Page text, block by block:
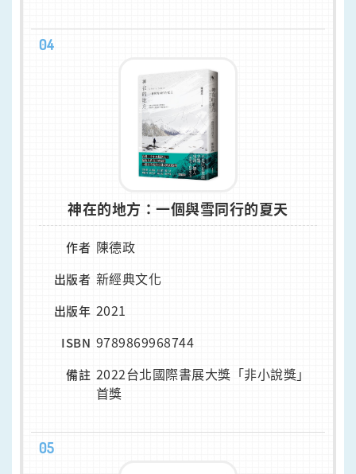
04
神在的地方：一個與雪同行的夏天
作者 陳德政
出版者 新經典文化
出版年 2021
ISBN 9789869968744
備註 2022台北國際書展大獎「非小說獎」
首獎
05